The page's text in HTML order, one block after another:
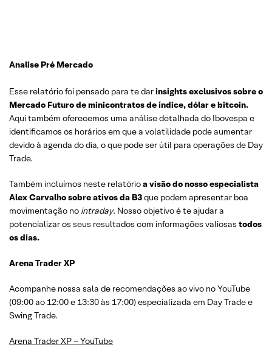
Analise Pré Mercado
Esse relatório foi pensado para te darinsights exclusivos sobre o
Mercado Futuro de minicontratos de índice, dólar e bitcoin.
Aqui também oferecemos uma análise detalhada do Ibovespa e
identificamos os horários em que a volatilidade pode aumentar
devido à agenda do dia, o que pode ser útil para operações de Day
Trade.
Também incluímos neste relatórioa visão do nosso especialista
Alex Carvalho sobre ativos da B3que podem apresentar boa
movimentação no intraday. Nosso objetivo é te ajudar a
potencializar os seus resultados com informações valiosas todos
os dias.
Arena Trader XP
Acompanhe nossa sala de recomendações ao vivo no YouTube
(09:00 ao 12:00 e 13:30 às 17:00) especializada em Day Trade e
Swing Trade.
Arena Trader XP – YouTube